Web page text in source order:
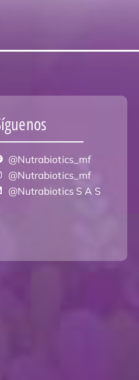
@Nutrabiotics_mf
@Nutrabiotics_mf
@Nutrabiotics S A S